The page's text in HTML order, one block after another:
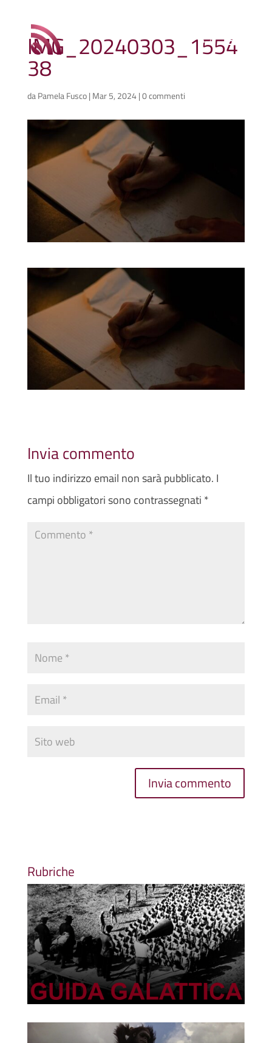
IMG_20240303_1554
38
daPamela Fusco| Mar 5, 2024|0 commenti
Invia commento
Il tuo indirizzo email non sarà pubblicato. I
campi obbligatori sono contrassegnati *
Rubriche